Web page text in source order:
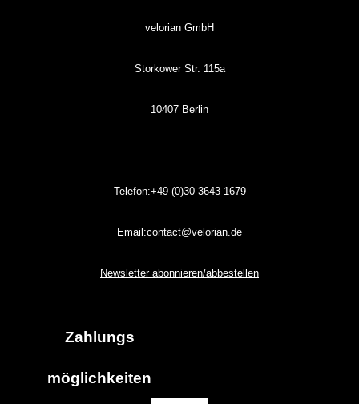
velorian GmbH
Storkower Str. 115a
10407 Berlin
Telefon:+49 (0)3036431679
Email:contact@velorian.de
Newsletter abonnieren/abbestellen
Zahlungs
möglich keiten